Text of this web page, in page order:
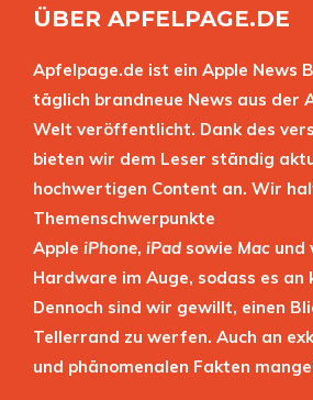
ÜBER APFELPAGE.DE
Apfelpage.de ist ein Apple News
täglich brandneue News aus der
Welt veröffentlicht. Dank des
bieten wir dem Leser ständig
hochwertigen Content an. Wir
Themenschwerpunkte
Apple iPhone, iPad sowie Mac und
Hardware im Auge, sodass es an
Dennoch sind wir gewillt, einen
Tellerrand zu werfen. Auch an
und phänomenalen Fakten